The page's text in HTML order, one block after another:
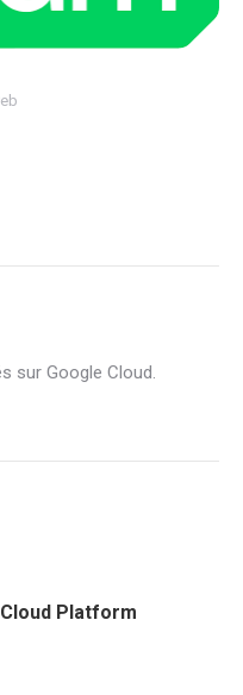
sur Google Cloud.
Platform